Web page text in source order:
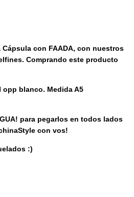
con FAADA, con nuestros
Comprando este producto
opp blanco. Medida A5
para pegarlos en todos lados
con vos!
:)